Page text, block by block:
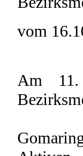
vom
Am